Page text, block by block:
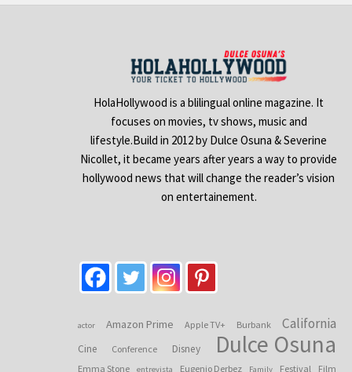
HolaHollywood is a blilingual online magazine. It
focuses on movies, tv shows, music and
lifestyle.Build in 2012 by Dulce Osuna & Severine
Nicollet, it became years after years a way to provide
hollywood news that will change the reader’s vision
on entertainement.
actor Amazon Prime Apple TV+ Burbank California
Cine Conference Disney Dulce Osuna
Emma Stone entrevista Eugenio Derbez Family Festival Film